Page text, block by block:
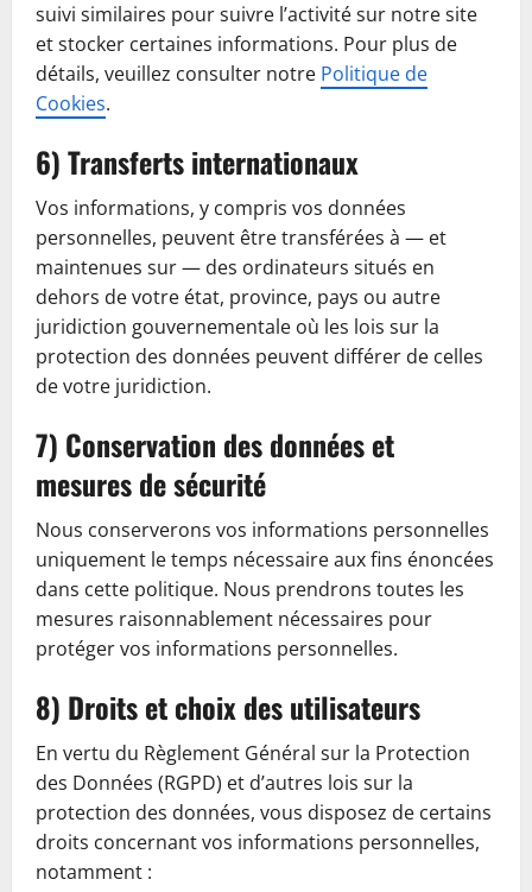
suivi similaires pour suivre l’activité sur notre site
et stocker certaines informations. Pour plus de
détails, veuillez consulter notre Politique de
Cookies.
6) Transferts internationaux
Vos informations, y compris vos données
personnelles, peuvent être transférées à — et
maintenues sur — des ordinateurs situés en
dehors de votre état, province, pays ou autre
juridiction gouvernementale où les lois sur la
protection des données peuvent différer de celles
de votre juridiction.
7) Conservation des données et
mesures de sécurité
Nous conserverons vos informations personnelles
uniquement le temps nécessaire aux fins énoncées
dans cette politique. Nous prendrons toutes les
mesures raisonnablement nécessaires pour
protéger vos informations personnelles.
8) Droits et choix des utilisateurs
En vertu du Règlement Général sur la Protection
des Données (RGPD) et d’autres lois sur la
protection des données, vous disposez de certains
droits concernant vos informations personnelles,
notamment :